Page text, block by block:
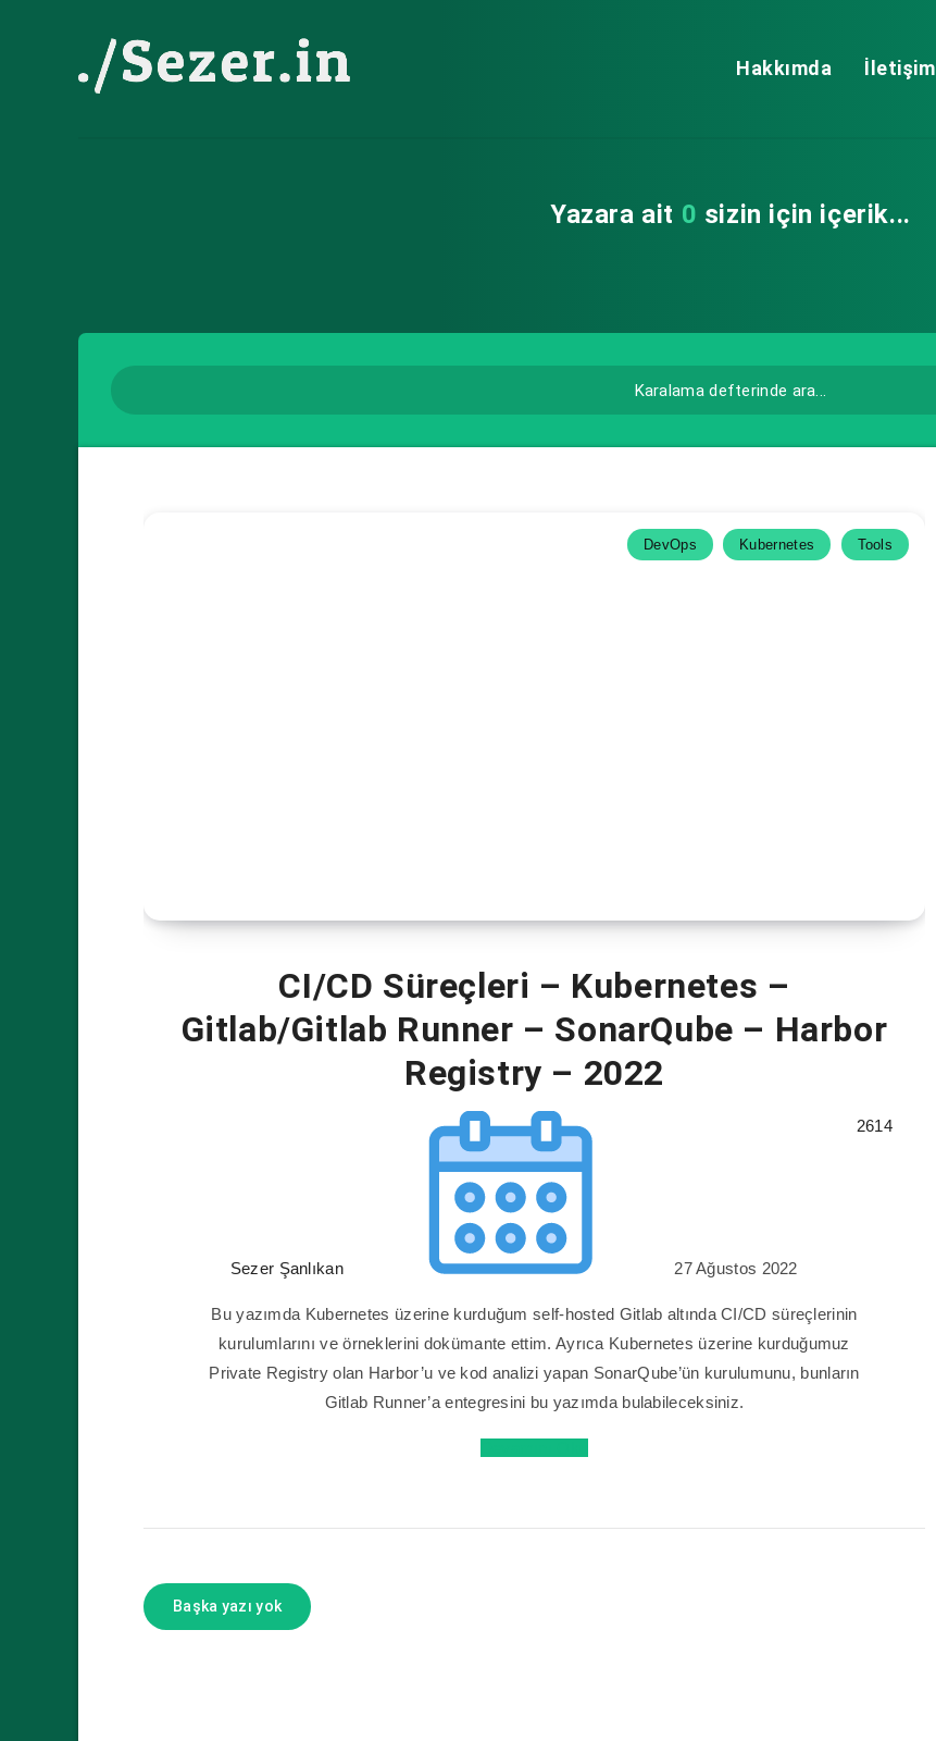
Hakkımda İletişim
Yazara ait 0 sizin için içerik...
DevOps Kubernetes Tools
CI/CD Süreçleri – Kubernetes –
Gitlab/Gitlab Runner – SonarQube – Harbor
Registry – 2022
Sezer Şanlıkan 27 Ağustos 2022
2614
Bu yazımda Kubernetes üzerine kurduğum self-hosted Gitlab altında CI/CD süreçlerinin
kurulumlarını ve örneklerini dokümante ettim. Ayrıca Kubernetes üzerine kurduğumuz
Private Registry olan Harbor’u ve kod analizi yapan SonarQube’ün kurulumunu, bunların
Gitlab Runner’a entegresini bu yazımda bulabileceksiniz.
Başka yazı yok